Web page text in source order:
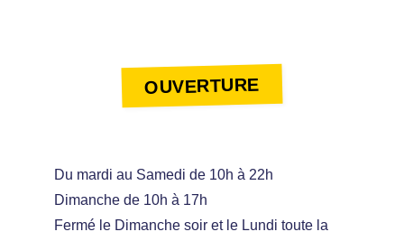
OUVERTURE
Du mardi au Samedi de 10h à 22h
Dimanche de 10h à 17h
Fermé le Dimanche soir et le Lundi toute la